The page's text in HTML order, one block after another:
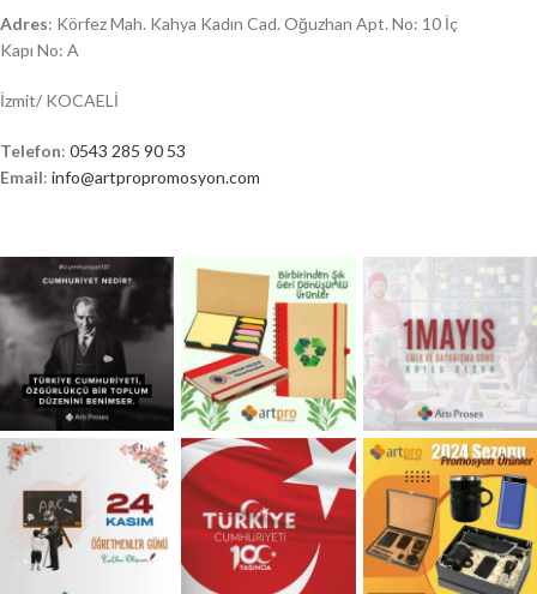
Adres: Körfez Mah. Kahya Kadın Cad. Oğuzhan Apt. No: 10 İç
Kapı No: A
İzmit/ KOCAELİ
Telefon: 0543 285 90 53
Email: info@artpropromosyon.com